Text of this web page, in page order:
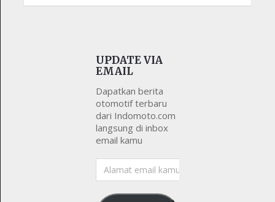
UPDATE VIA
EMAIL
Dapatkan berita
otomotif terbaru
dari Indomoto.com
langsung di inbox
email kamu
Alamat
email